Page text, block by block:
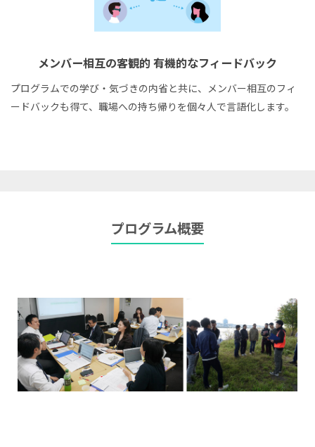
メンバー相互の客観的 有機的なフィードバック
プログラムでの学び・気づきの内省と共に、メンバー相互のフィ
ードバックも得て、職場への持ち帰りを個々人で言語化します。
プログラム概要